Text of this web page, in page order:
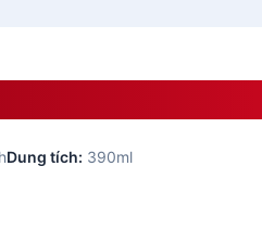
Dung tích: 390ml